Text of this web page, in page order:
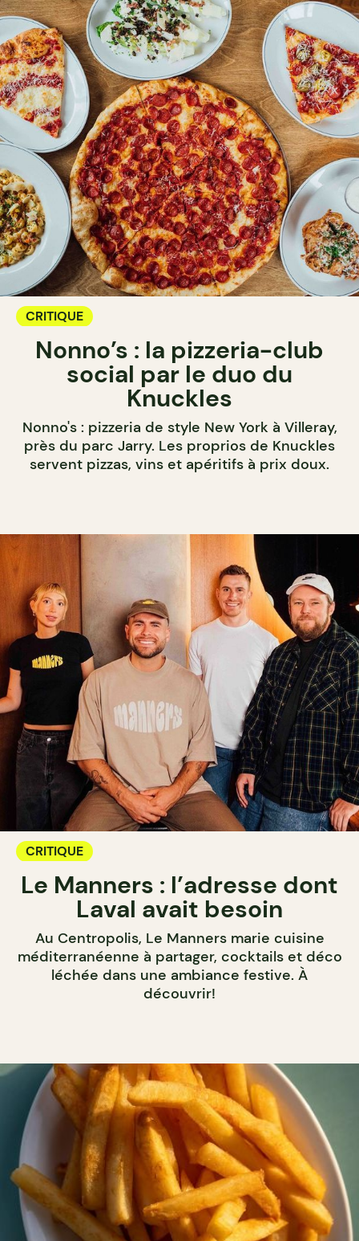
CRITIQUE
Nonno’s : la pizzeria-club
social par le duo du
Knuckles
Nonno's : pizzeria de style New York à Villeray,
près du parc Jarry. Les proprios de Knuckles
servent pizzas, vins et apéritifs à prix doux.
CRITIQUE
Le Manners : l’adresse dont
Laval avait besoin
Au Centropolis, Le Manners marie cuisine
méditerranéenne à partager, cocktails et déco
léchée dans une ambiance festive. À
découvrir!